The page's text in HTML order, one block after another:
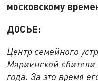
московскому
ДОСЬЕ:
Центр семейного
Мариинской
года. За это время